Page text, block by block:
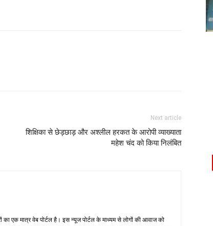
Next article
शिक्षिका से छेड़छाड़ और अश्लील हरकत के आरोपी व्याख्याता
महेश चंद को किया निलंबित
एक मात्र वेब पोर्टल है। इस न्यूज पोर्टल के माध्यम से लोगों की आवाज को